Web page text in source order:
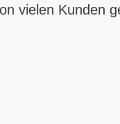
vielen Kunden